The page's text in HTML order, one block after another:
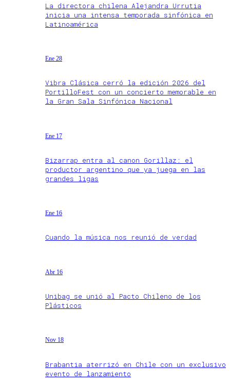
La directora chilena Alejandra Urrutia
inicia una intensa temporada sinfónica en
Latinoamérica
Ene 28
Vibra Clásica cerró la edición 2026 del
PortilloFest con un concierto memorable en
la Gran Sala Sinfónica Nacional
Ene 17
Bizarrap entra al canon Gorillaz: el
productor argentino que ya juega en las
grandes ligas
Ene 16
Cuando la música nos reunió de verdad
Abr 16
Unibag se unió al Pacto Chileno de los
Plásticos
Nov 18
Brabantia aterrizó en Chile con un exclusivo
evento de lanzamiento